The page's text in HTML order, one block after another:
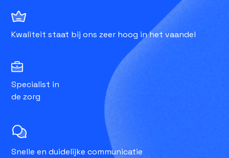
Kwaliteit staat bij ons zeer hoog in het vaandel
Specialist in
de zorg
Snelle en duidelijke communicatie